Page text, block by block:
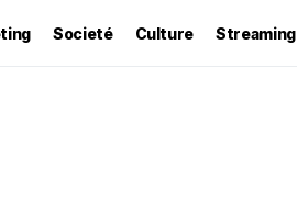
Societé Culture Streaming